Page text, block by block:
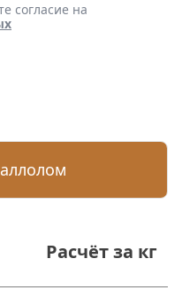
согласие на
Расчёт за кг